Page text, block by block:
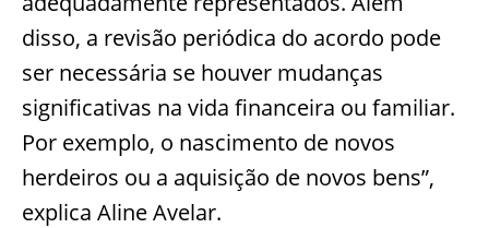
disso, a revisão periódica do acordo pode
ser necessária se houver mudanças
significativas na vida financeira ou familiar.
Por exemplo, o nascimento de novos
herdeiros ou a aquisição de novos bens”,
explica Aline Avelar.